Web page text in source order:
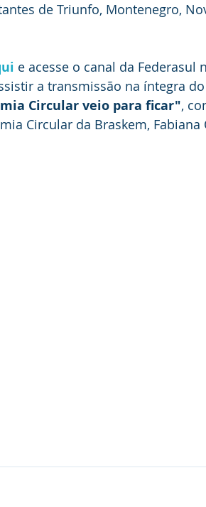
de Triunfo, Montenegro,
e acesse o canal da Federasul
a transmissão na íntegra
Circular veio para ficar",
Circular da Braskem, Fabiana